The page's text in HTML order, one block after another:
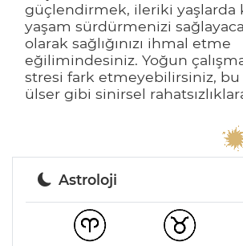
güçlendirmek, ileriki yaşlarda
yaşam sürdürmenizi
olarak sağlığınızı ihmal etme
eğilimindesiniz. Yoğun
stresi fark etmeyebilirsiniz, bu
ülser gibi sinirsel
Astroloji